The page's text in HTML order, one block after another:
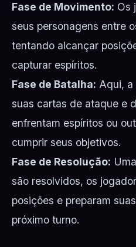
Fase de Movimento: Os
seus personagens entre
tentando alcançar
capturar espíritos.
Fase de Batalha: Aqui,
suas cartas de ataque e
enfrentam espíritos ou
cumprir seus objetivos.
Fase de Resolução:
são resolvidos, os
posições e preparam
próximo turno.